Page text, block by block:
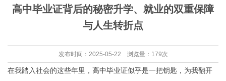
高中毕业证背后的秘密升学、就业的双重保障
与人生转折点
发布时间：2025-05-22 浏览量：179次
在我踏入社会的这些年里，高中毕业证似乎是一把钥匙，为我翻开